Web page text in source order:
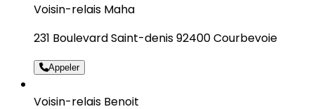
Voisin-relais Maha
231 Boulevard Saint-denis 92400 Courbevoie
Appeler
Voisin-relais Benoit